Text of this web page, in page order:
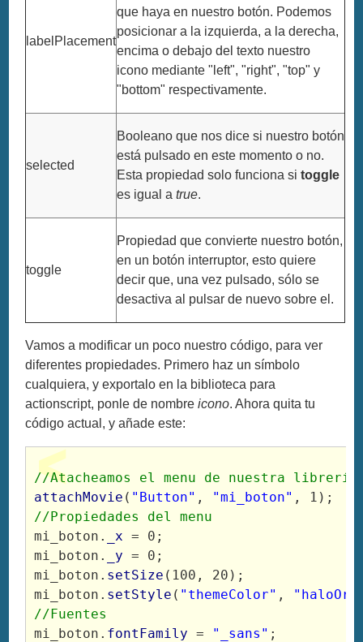
labelPlacement
que haya en nuestro botón. Podemos
posicionar a la izquierda, a la derecha,
encima o debajo del texto nuestro
icono mediante "left", "right", "top" y
"bottom" respectivamente.
selected
Booleano que nos dice si nuestro botón
está pulsado en este momento o no.
Esta propiedad solo funciona sitoggle
es igual atrue.
toggle
Propiedad que convierte nuestro botón,
en un botón interruptor, esto quiere
decir que, una vez pulsado, sólo se
desactiva al pulsar de nuevo sobre el.
Vamos a modificar un poco nuestro código, para ver
diferentes propiedades. Primero haz un símbolo
cualquiera, y exportalo en la biblioteca para
actionscript, ponle de nombreicono. Ahora quita tu
código actual, y añade este:
//Atacheamos el menu de nuestra librería
attachMovie ( "Button" , "mi_boton" , 1);
//Propiedades del menu
mi_boton.
_x = 0;
mi_boton.
_y = 0;
mi_boton. setSize (100, 20);
mi_boton. setStyle ( "themeColor" ,
//Fuentes
mi_boton. fontFamily = "_sans" ;